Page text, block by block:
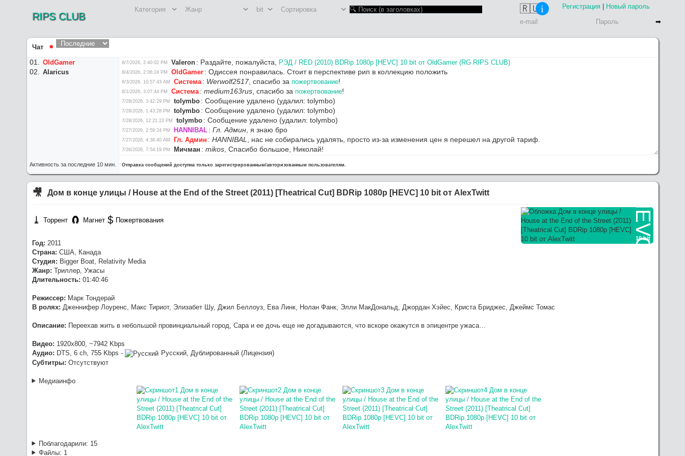
RIPS CLUB
🇷🇺 i Регистрация Новый пароль
Чат
⚫︎
OldGamer
Alaricus
8/7/2026, 2:40:02 PM Valeron : Раздайте, пожалуйста, РЭД / RED (2010) BDRip 1080p [HEVC] 10 bit от OldGamer (RG RIPS CLUB)
8/4/2026, 2:06:24 PM OldGamer : Одиссея понравилась. Стоит в перспективе рип в коллекцию положить
8/3/2026, 10:57:43 AM Система : Werwolf2517, спасибо за пожертвование!
8/1/2026, 3:07:44 PM Система : medium163rus, спасибо за пожертвование!
7/28/2026, 3:42:29 PM tolymbo : Сообщение удалено (удалил: tolymbo)
7/28/2026, 1:43:28 PM tolymbo : Сообщение удалено (удалил: tolymbo)
7/28/2026, 12:21:22 PM tolymbo : Сообщение удалено (удалил: tolymbo)
7/27/2026, 2:59:24 PM HANNIBAL : Гл. Админ, я знаю бро
7/27/2026, 4:36:40 AM Гл. Админ : HANNIBAL , нас не собирались удалять, просто из-за изменения цен я перешел на другой тариф.
7/26/2026, 7:54:19 PM Мичман : mikos, Спасибо большое, Николай!
7/26/2026, 8:57:05 AM HANNIBAL:мой сайт вообще удалили
:наступает полная ж,,,,па
maxim2201 :Северино / Severino (1978) BDRip 1080p [HEVC] 10 bit от OldGamer (RG RIPS CLUB) выложил, качайте
Гл. Админ :Переезд завершен. Ближайшие 4 месяца буду сильно занят. Зимой доделаю функционал сайта.
Приключения Тинтина: Тайна Единорога / The Adventures of Tintin: The Secret of the Unicorn (2011) [USA Transfer] BDRip
, omg, надеюсь всё обойдётся лёгким испугом.. готов оказать посильную помощь, в сервачках понимаю, работа
7/23/2026, 5:06:04 PM
Активность за последние 10 мин. Отправка сообщений доступна только зарегистрированным/авторизованным пользователям.
🎥︎ Дом в конце улицы / House at the End of the Street (2011) [Theatrical Cut] BDRip 1080p [HEVC] 10 bit от AlexTwitt
HEVC
10 bit
⤓︎ Торрент 🧲︎ Магнет $ Пожертвования
Год: 2011
Страна: США, Канада
Студия: Bigger Boat, Relativity Media
Жанр: Триллер, Ужасы
Длительность: 01:40:46
Режиссер: Марк Тондерай
В ролях: Дженнифер Лоуренс, Макс Тириот, Элизабет Шу, Джил Беллоуз, Ева Линк, Нолан Фанк, Элли МакДональд, Джордан Хэйес, Криста Бриджес, Джеймс Томас
Описание: Переехав жить в небольшой провинциальный город, Сара и ее дочь еще не догадываются, что вскоре окажутся в эпицентре ужаса…
Видео: 1920x800, ~7942 Kbps
Аудио: DTS, 6 ch, 755 Kbps -
Русский, Дублированный (Лицензия)
Субтитры: Отсутствуют
Медиаинфо
Поблагодарили: 15
Файлы: 1